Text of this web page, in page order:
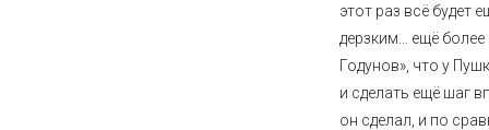
этот раз всё будет
дерзким… ещё
Годунов», что у
и сделать ещё шаг
он сделал, и по